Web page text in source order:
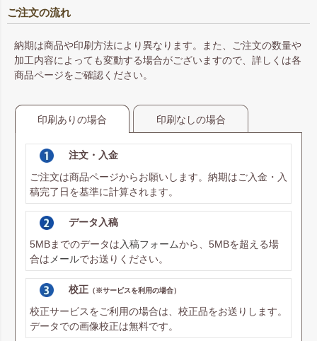
ご注文の流れ
納期は商品や印刷方法により異なります。また、ご注文の数量や
加工内容によっても変動する場合がございますので、詳しくは各
商品ページをご確認ください。
印刷ありの場合 印刷なしの場合
注文・入金
ご注文は商品ページからお願いします。納期はご入金・入
稿完了日を基準に計算されます。
データ入稿
5MBまでのデータは 入稿フォームから、5MBを超える場
合は メールでお送りください。
校正 （※サービスを利用の場合）
校正サービスをご利用の場合は、校正品をお送りします。
データでの画像校正は無料です。